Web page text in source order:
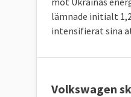
lämnade initialt
intensifierat sina
Volkswagen